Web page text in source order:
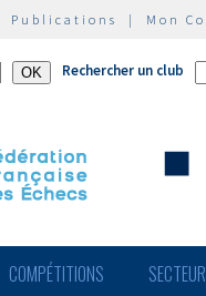
Publications | Mon
Rechercher un club
COMPÉTITIONS